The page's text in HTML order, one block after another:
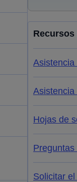
Asistencia
Hojas de
Solicitar